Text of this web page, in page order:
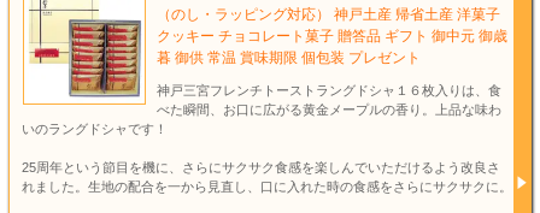
（のし・ラッピング対応） 神戸土産 帰省土産 洋菓子
クッキー チョコレート菓子 贈答品 ギフト 御中元 御歳
暮 御供 常温 賞味期限 個包装 プレゼント
神戸三宮フレンチトーストラングドシャ１６枚入りは、食
べた瞬間、お口に広がる黄金メープルの香り。上品な味わ
いのラングドシャです！
25周年という節目を機に、さらにサクサク食感を楽しんでいただけるよう改良さ
れました。生地の配合を一から見直し、口に入れた時の食感をさらにサクサクに。